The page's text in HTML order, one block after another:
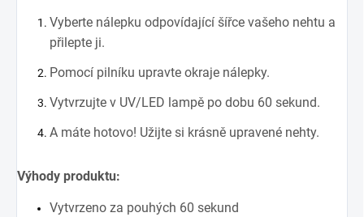
Vyberte nálepku odpovídající šířce vašeho nehtu a
přilepte ji.
Pomocí pilníku upravte okraje nálepky.
Vytvrzujte v UV/LED lampě po dobu 60 sekund.
A máte hotovo! Užijte si krásně upravené nehty.
Výhody produktu:
Vytvrzeno za pouhých 60 sekund